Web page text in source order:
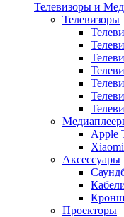
Телевизоры и
Телевизоры
Apple
Аксессуары
Проекторы